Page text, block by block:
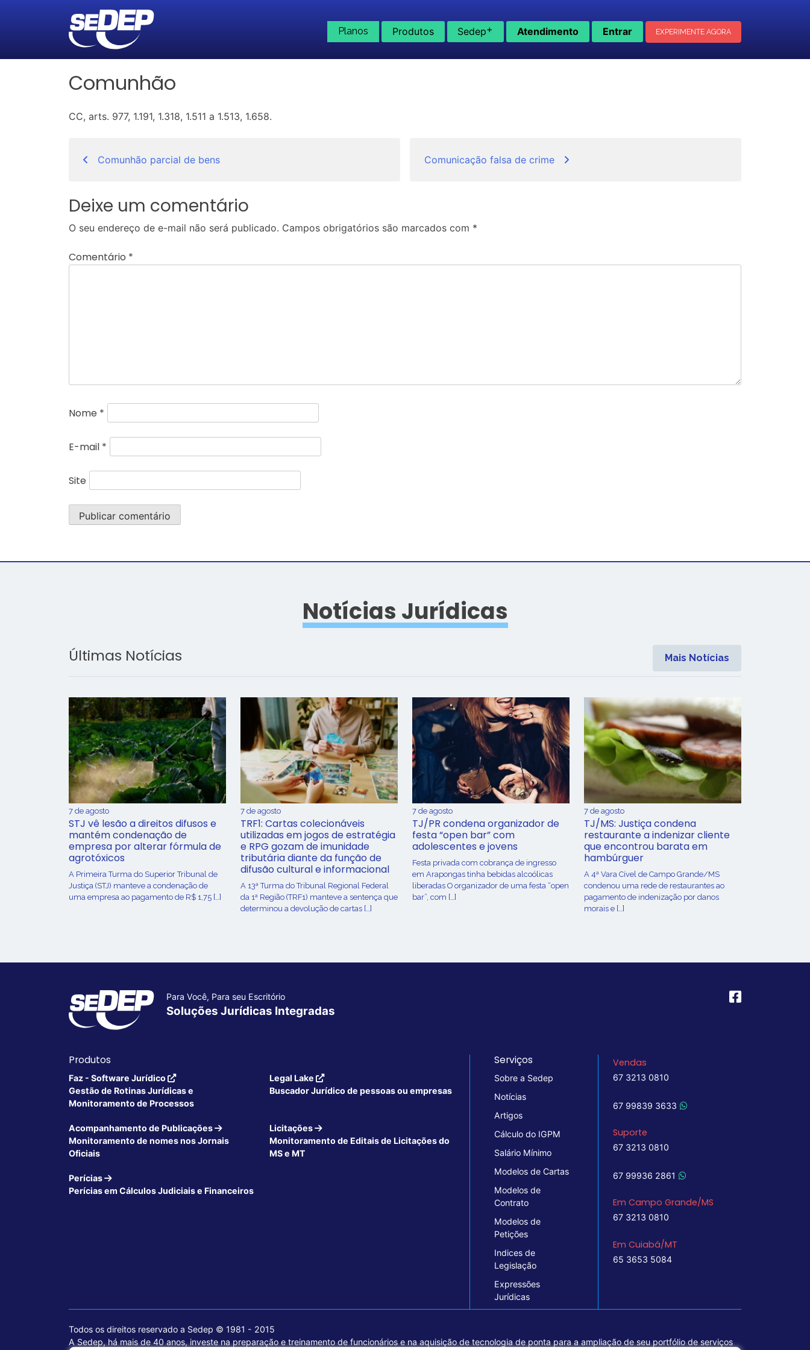
Planos Produtos Sedep+ Atendimento Entrar EXPERIMENTE AGORA
Comunhão
CC, arts. 977, 1.191, 1.318, 1.511 a 1.513, 1.658.
Navegação
de
Post
Comunhão parcial de bens Comunicação falsa de crime
Deixe um comentário
O seu endereço de e-mail não será publicado. Campos obrigatórios são marcados com *
Comentário *
Nome *
E-mail *
Site
Notícias Jurídicas
Últimas Notícias Mais Notícias
7 de agosto
STJ vê lesão a direitos difusos e
mantém condenação de
empresa por alterar fórmula de
agrotóxicos
​A Primeira Turma do Superior Tribunal de
Justiça (STJ) manteve a condenação de
uma empresa ao pagamento de R$ 1,75 […]
7 de agosto
TRF1: Cartas colecionáveis
utilizadas em jogos de estratégia
e RPG gozam de imunidade
tributária diante da função de
difusão cultural e informacional
A 13ª Turma do Tribunal Regional Federal
da 1ª Região (TRF1) manteve a sentença que
determinou a devolução de cartas […]
7 de agosto
TJ/PR condena organizador de
festa “open bar” com
adolescentes e jovens
Festa privada com cobrança de ingresso
em Arapongas tinha bebidas alcoólicas
liberadas O organizador de uma festa “open
bar”, com […]
7 de agosto
TJ/MS: Justiça condena
restaurante a indenizar cliente
que encontrou barata em
hambúrguer
A 4ª Vara Cível de Campo Grande/MS
condenou uma rede de restaurantes ao
pagamento de indenização por danos
morais e […]
Para Você, Para seu Escritório
Soluções Jurídicas Integradas
Produtos
Faz - Software Jurídico
Gestão de Rotinas Jurídicas e
Monitoramento de Processos
Legal Lake
Buscador Jurídico de pessoas ou empresas
Acompanhamento de Publicações
Monitoramento de nomes nos Jornais
Oficiais
Licitações
Monitoramento de Editais de Licitações do
MS e MT
Perícias
Perícias em Cálculos Judiciais e Financeiros
Serviços
Sobre a Sedep
Notícias
Artigos
Cálculo do IGPM
Salário Mínimo
Modelos de Cartas
Modelos de
Contrato
Modelos de
Petições
Indices de
Legislação
Expressões
Jurídicas
Vendas
67 3213 0810
67 99839 3633
Suporte
67 3213 0810
67 99936 2861
Em Campo Grande/MS
67 3213 0810
Em Cuiabá/MT
65 3653 5084
Todos os direitos reservado a Sedep © 1981 - 2015
A Sedep, há mais de 40 anos, investe na preparação e treinamento de funcionários e na aquisição de tecnologia de ponta para a ampliação de seu portfólio de serviços